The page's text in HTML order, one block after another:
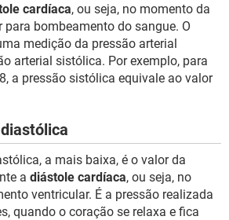
cardíaca, ou seja, no momento da
bombeamento do sangue. O
medição da pressão arterial
arterial sistólica. Por exemplo, para
a pressão sistólica equivale ao valor
a mais baixa, é o valor da
a diástole cardíaca, ou seja, no
ventricular. É a pressão realizada
quando o coração se relaxa e fica